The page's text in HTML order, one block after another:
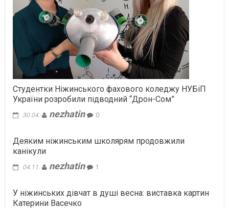
Студентки Ніжинського фахового коледжу НУБіП
України розробили підводний “Дрон-Сом”
30.04. nezhatin 0
Деяким ніжинським школярям продовжили
канікули
04.11. nezhatin 1
У ніжинських дівчат в душі весна: виставка картин
Катерини Васечко